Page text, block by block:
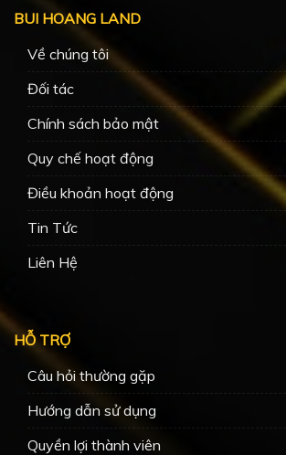
BUI HOANG LAND
Về chúng tôi
Đối tác
Chính sách bảo mật
Quy chế hoạt động
Điều khoản hoạt động
Tin Tức
Liên Hệ
HỖ TRỢ
Câu hỏi thường gặp
Hướng dẫn sử dụng
Quyền lợi thành viên